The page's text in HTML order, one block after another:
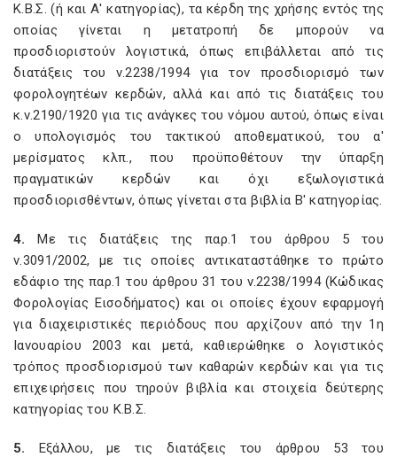
Κ.Β.Σ. (ή και Α' κατηγορίας), τα κέρδη της χρήσης εντός της
οποίας γίνεται η μετατροπή δε μπορούν να
προσδιοριστούν λογιστικά, όπως επιβάλλεται από τις
διατάξεις του ν.2238/1994 για τον προσδιορισμό των
φορολογητέων κερδών, αλλά και από τις διατάξεις του
κ.ν.2190/1920 για τις ανάγκες του νόμου αυτού, όπως είναι
ο υπολογισμός του τακτικού αποθεματικού, του α'
μερίσματος κλπ., που προϋποθέτουν την ύπαρξη
πραγματικών κερδών και όχι εξωλογιστικά
προσδιορισθέντων, όπως γίνεται στα βιβλία Β' κατηγορίας.
4. Με τις διατάξεις της παρ.1 του άρθρου 5 του
ν.3091/2002, με τις οποίες αντικαταστάθηκε το πρώτο
εδάφιο της παρ.1 του άρθρου 31 του ν.2238/1994 (Κώδικας
Φορολογίας Εισοδήματος) και οι οποίες έχουν εφαρμογή
για διαχειριστικές περιόδους που αρχίζουν από την 1η
Ιανουαρίου 2003 και μετά, καθιερώθηκε ο λογιστικός
τρόπος προσδιορισμού των καθαρών κερδών και για τις
επιχειρήσεις που τηρούν βιβλία και στοιχεία δεύτερης
κατηγορίας του Κ.Β.Σ.
5. Εξάλλου, με τις διατάξεις του άρθρου 53 του